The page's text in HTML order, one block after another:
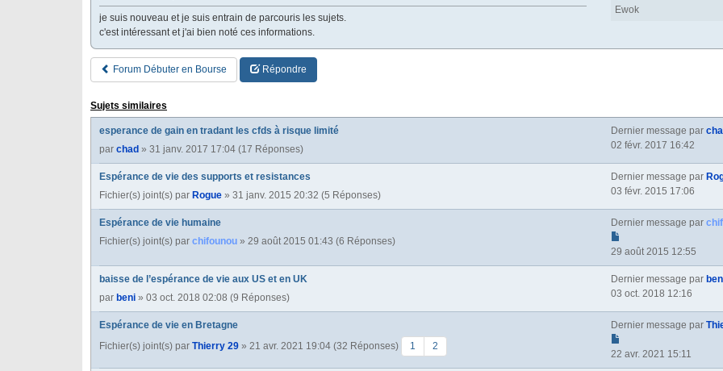
je suis nouveau et je suis entrain de parcouris les sujets.
c'est intéressant et j'ai bien noté ces informations.
Ewok
Forum Débuter en Bourse Répondre
Sujets similaires
esperance de gain en tradant les cfds à risque limité
par chad » 31 janv. 2017 17:04 (17 Réponses)
Dernier message par
02 févr. 2017 16:42
Espérance de vie des supports et resistances
Fichier(s) joint(s) par Rogue » 31 janv. 2015 20:32 (5 Réponses)
Dernier message par
03 févr. 2015 17:06
Espérance de vie humaine
Fichier(s) joint(s) par chifounou » 29 août 2015 01:43 (6 Réponses)
Dernier message par
29 août 2015 12:55
baisse de l’espérance de vie aux US et en UK
par beni » 03 oct. 2018 02:08 (9 Réponses)
Dernier message par
03 oct. 2018 12:16
Espérance de vie en Bretagne
Fichier(s) joint(s) par Thierry 29 » 21 avr. 2021 19:04 (32 Réponses) 1 2
Dernier message par
22 avr. 2021 15:11